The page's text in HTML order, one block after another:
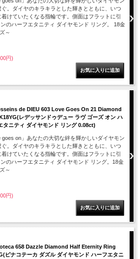
ぐ。ダイヤのキラキラとした輝きとともに、いつ
着けていたくなる指輪です。側面はフラットに引
のハーフエタニティ ダイヤモンド リング。 18金
～
円)
de DIEU 603 Love Goes On 21 Diamond
レデッサンドゥデュー ラヴ ゴーズ オン ハ
タニティ ダイヤモンド リング 0.08ct)
goes on」あなたの大切な絆を輝かしいダイヤモン
ぐ。ダイヤのキラキラとした輝きとともに、いつ
着けていたくなる指輪です。側面はフラットに引
のハーフエタニティ ダイヤモンド リング。18金
～
円)
658 Dazzle Diamond Half Eternity Ring
ピナコテーカ ダズル ダイヤモンド ハーフエタニ